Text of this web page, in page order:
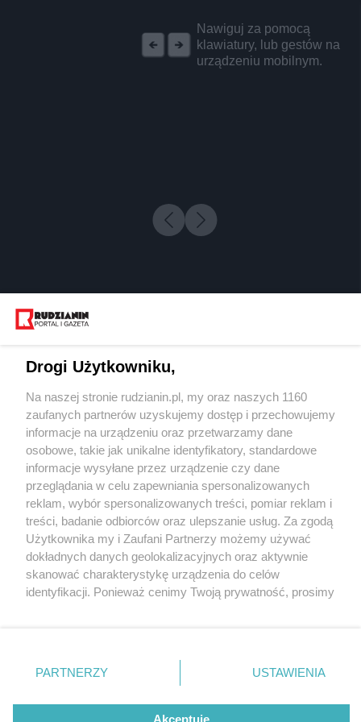
Nawiguj za pomocą
klawiatury, lub gestów na
urządzeniu mobilnym.
5 / 0
Wydawca mediów
Nie zapomnij
zapoznać się z:
polityką prywatności regulamin korzystania z portali
Twojemiasto
Piekary Śląskie
Chorzów
Tarnowskie Góry
Gliwice
Skontakuj sięz nami
Kontakt
Wydawca
Redakcja
Drogi Użytkowniku,
Na naszej stronie rudzianin.pl, my oraz naszych 1160
zaufanych partnerów uzyskujemy dostęp i przechowujemy
informacje na urządzeniu oraz przetwarzamy dane
osobowe, takie jak unikalne identyfikatory, standardowe
informacje wysyłane przez urządzenie czy dane
przeglądania w celu zapewniania spersonalizowanych
reklam, wybór spersonalizowanych treści, pomiar reklam i
treści, badanie odbiorców oraz ulepszanie usług. Za zgodą
Użytkownika my i Zaufani Partnerzy możemy używać
dokładnych danych geolokalizacyjnych oraz aktywnie
skanować charakterystykę urządzenia do celów
identyfikacji. Ponieważ cenimy Twoją prywatność, prosimy
prywatności znajdujący się w lewym dolnym rogu strony
. Niektóre rodzaje przetwarzania danych nie wymagają
zgody użytkownika, ale masz prawo sprzeciwić się
takiemu przetwarzaniu. Preferencje będą miały
PARTNERZY USTAWIENIA
Akceptuję